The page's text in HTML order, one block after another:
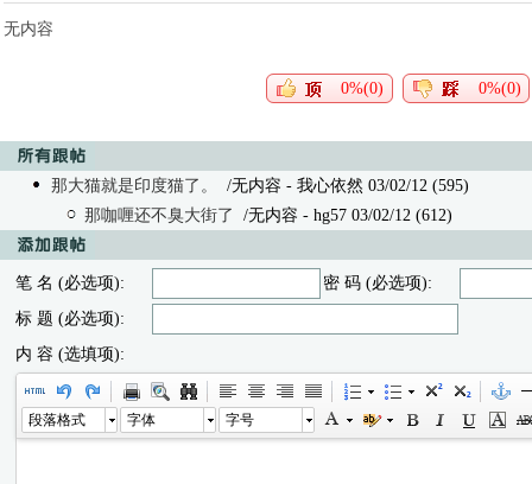
无内容
0%(0) 0%(0)
那大猫就是印度猫了。
/无内容 - 我心依然 03/02/12 (595)
那咖喱还不臭大街了
/无内容 - hg57 03/02/12 (612)
笔 名 (必选项):
密 码 (必选项):
标 题 (必选项):
内 容 (选填项):
段落格式 字体 字号